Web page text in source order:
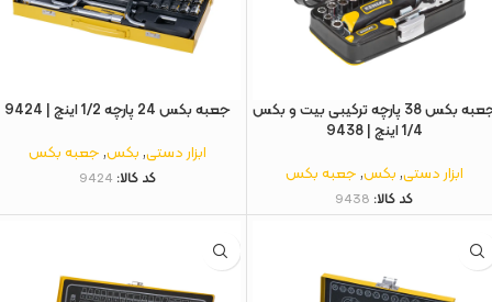
جعبه بکس 38 پارچه ترکیبی بیت و بکس
1/4 اینچ | 9438
ابزار دستی,بکس,جعبه بکس
کد کالا: 9438
جعبه بکس 24 پارچه 1/2 اینچ | 9424
ابزار دستی,بکس,جعبه بکس
کد کالا: 9424